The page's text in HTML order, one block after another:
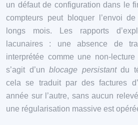
un défaut de configuration dans le
compteurs peut bloquer l’envoi
longs mois. Les rapports
lacunaires : une absence de
interprétée comme une non-lecture
s’agit d’unblocage persistantdu
cela se traduit par des factures
année sur l’autre, sans aucun
une régularisation massive est